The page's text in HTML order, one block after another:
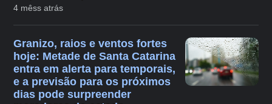
4 mêss atrás
Granizo, raios e ventos fortes
hoje: Metade de Santa Catarina
entra em alerta para temporais,
e a previsão para os próximos
dias pode surpreender